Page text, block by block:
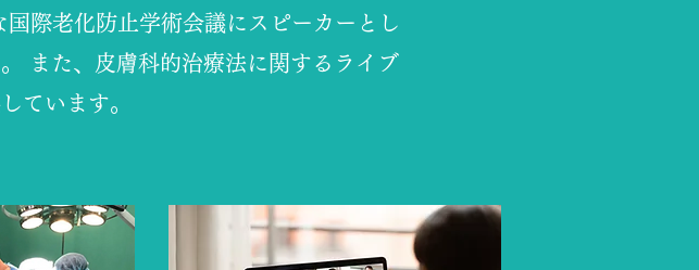
際老化防止学術会議にスピーカーとし
また、皮膚科的治療法に関するライブ
ています。